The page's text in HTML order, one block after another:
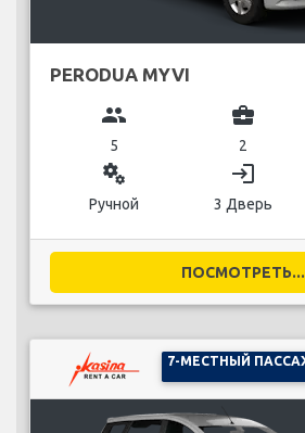
PERODUA MYVI
group
5
business_center
2
miscellaneous_services
Ручной
login
3 Дверь
ПОСМОТРЕТЬ...